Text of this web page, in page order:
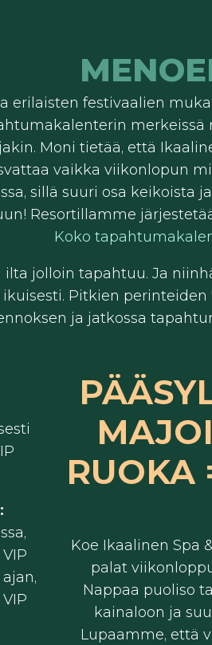
erilaisten festivaalien
merkeissä
Moni tietää, että
vaikka viikonlopun
sillä suuri osa keikoista
Resortillamme
Koko
ilta jolloin tapahtuu. Ja
Pitkien perinteiden
ja jatkossa
RUOKA
Koe Ikaalinen Spa
palat
Nappaa puoliso
kainaloon ja
Lupaamme, että